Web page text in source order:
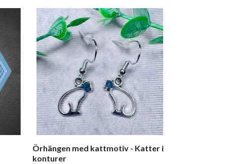
Örhängen med kattmotiv - Katter i
konturer